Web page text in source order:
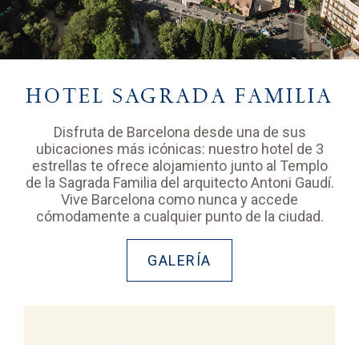
HOTEL SAGRADA FAMILIA
Disfruta de Barcelona desde una de sus
ubicaciones más icónicas: nuestro hotel de 3
estrellas te ofrece alojamiento junto al Templo
de la Sagrada Familia del arquitecto Antoni Gaudí.
Vive Barcelona como nunca y accede
cómodamente a cualquier punto de la ciudad.
GALERÍA